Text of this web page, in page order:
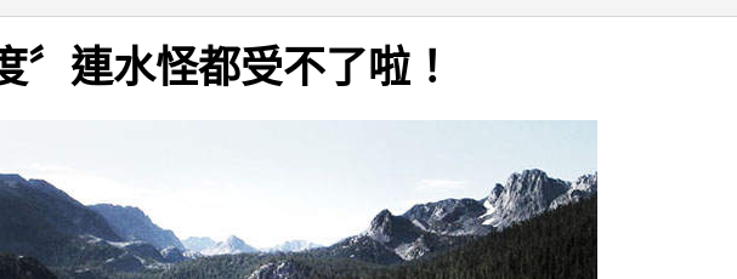
〞連水怪都受不了啦！